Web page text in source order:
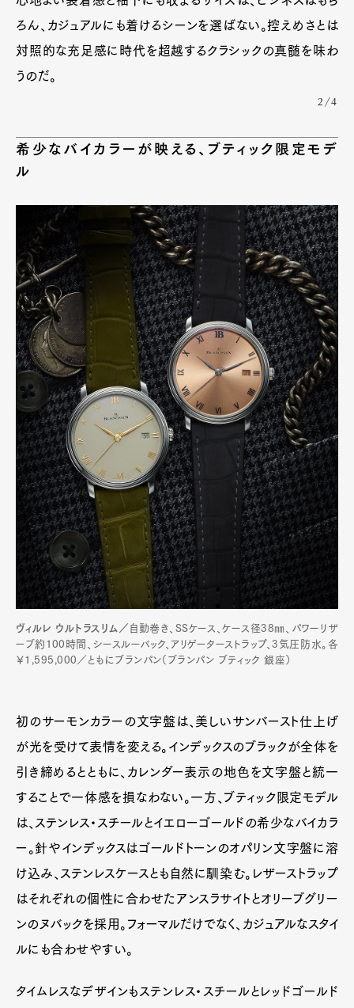
ProductCulture Lifestyle
Contact
Pen Meet
Pen international Pen tw
ろん、カジュアルにも着けるシーンを選ばない。控えめさとは
対照的な充足感に時代を超越するクラシックの真髄を味わ
うのだ。
2/4
希少なバイカラーが映える、ブティック限定モデ
ル
ヴィルレ ウルトラスリム／ 自動巻き、SSケース、ケース径38㎜、パワーリザ
ーブ約100時間、シースルーバック、アリゲーターストラップ、3気圧防水。各
￥1,595,000／ともにブランパン（ブランパン ブティック 銀座）
初のサーモンカラーの文字盤は、美しいサンバースト仕上げ
が光を受けて表情を変える。インデックスのブラックが全体を
引き締めるとともに、カレンダー表示の地色を文字盤と統一
することで一体感を損なわない。一方、ブティック限定モデル
は、ステンレス・スチールとイエローゴールドの希少なバイカラ
ー。針やインデックスはゴールドトーンのオパリン文字盤に溶
け込み、ステンレスケースとも自然に馴染む。レザーストラップ
はそれぞれの個性に合わせたアンスラサイトとオリーブグリー
ンのヌバックを採用。フォーマルだけでなく、カジュアルなスタイ
ルにも合わせやすい。
タイムレスなデザインもステンレス・スチールとレッドゴールド